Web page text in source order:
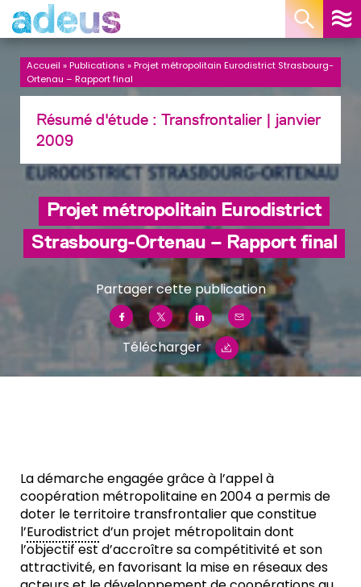
Accueil »Publications »Projet métropolitain Eurodistrict Strasbourg-
Ortenau – Rapport final
Résumé d'étude : Transfrontalier | janvier
2009
Projet métropolitain Eurodistrict
Strasbourg-Ortenau – Rapport final
Partager cette publication
Télécharger
La démarche engagée grâce à l’appel à
coopération métropolitaine en 2004 a permis de
doter le territoire transfrontalier que constitue
l’Eurodistrict d’un projet métropolitain dont
l’objectif est d’accroître sa compétitivité et son
attractivité, en favorisant la mise en réseaux des
Panneau de gestion des cookies